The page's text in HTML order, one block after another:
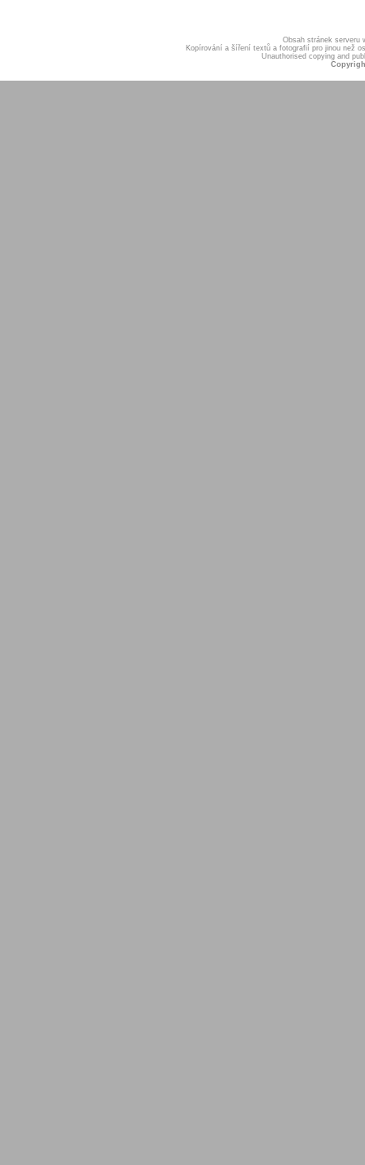
Obsah stránek serveru
Kopírování a šíření textů a fotografií pro jinou než
Unauthorised copying and